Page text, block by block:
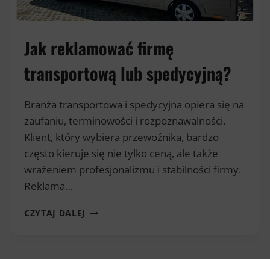
Jak reklamować firmę
transportową lub spedycyjną?
Branża transportowa i spedycyjna opiera się na
zaufaniu, terminowości i rozpoznawalności.
Klient, który wybiera przewoźnika, bardzo
często kieruje się nie tylko ceną, ale także
wrażeniem profesjonalizmu i stabilności firmy.
Reklama…
CZYTAJ DALEJ JAK